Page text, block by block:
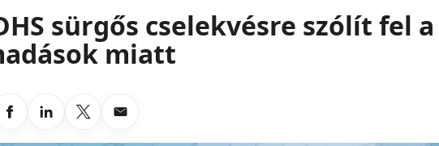
sürgős cselekvésre szólít fel
miatt
Megosztas Facebookon
Megosztas LinkedInen
Megosztas X-en
Megosztas emailben